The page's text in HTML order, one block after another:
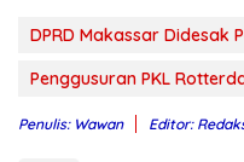
DPRD Makassar Didesak
Penggusuran PKL
Penulis: Wawan Editor: